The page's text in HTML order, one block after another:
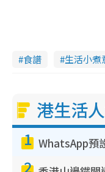
食譜 生活小煮
港生活
1
2